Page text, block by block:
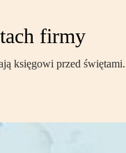
firmy
księgowi przed